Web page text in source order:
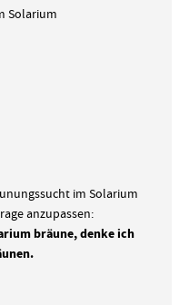
Solarium
im Solarium
anzupassen:
bräune, denke ich